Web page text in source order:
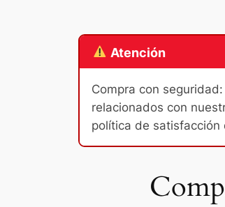
Atención
Compra con
relacionados con
política de satisfacción